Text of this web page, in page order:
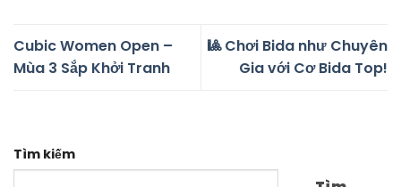
Cubic Women Open –
Mùa 3 Sắp Khởi Tranh
🎱 Chơi Bida như Chuyên
Gia với Cơ Bida Top!
Tìm kiếm